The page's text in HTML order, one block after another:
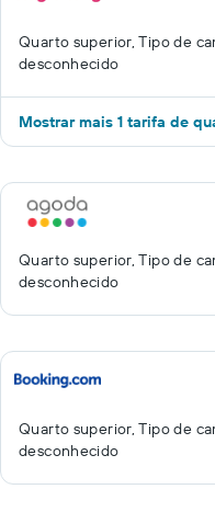
Quarto superior, Tipo de
desconhecido
Mostrar mais 1 tarifa de
Quarto superior, Tipo de
desconhecido
Quarto superior, Tipo de
desconhecido